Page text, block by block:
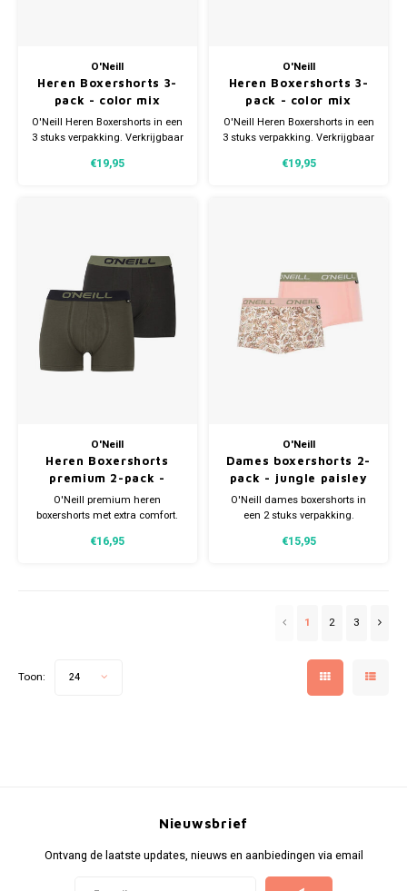
O'Neill
Heren Boxershorts 3-
pack - color mix
summer
O'Neill Heren Boxershorts in een
3 stuks verpakking. Verkrijgbaar
Gemaakt van 95% Katoen en 5%
€19,95
O'Neill
Heren Boxershorts 3-
pack - color mix
O'Neill Heren Boxershorts in een
3 stuks verpakking. Verkrijgbaar
Gemaakt van 95% Katoen en 5%
€19,95
O'Neill
Heren Boxershorts
premium 2-pack -
army green
O'Neill premium heren
boxershorts met extra comfort.
stuksverpakking. Gemaakt van
€16,95
O'Neill
Dames boxershorts 2-
pack - jungle paisley
print
O'Neill dames boxershorts in
een 2 stuks verpakking.
maten. Gemaakt van 95%
€15,95
1 2 3
Toon: 24
Nieuwsbrief
Ontvang de laatste updates, nieuws en aanbiedingen via email